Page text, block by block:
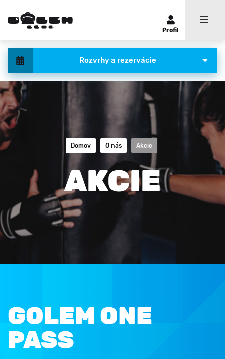
Profil
Rozvrhy a rezervácie
Domov O nás Akcie
AKCIE
GOLEM ONE
PASS